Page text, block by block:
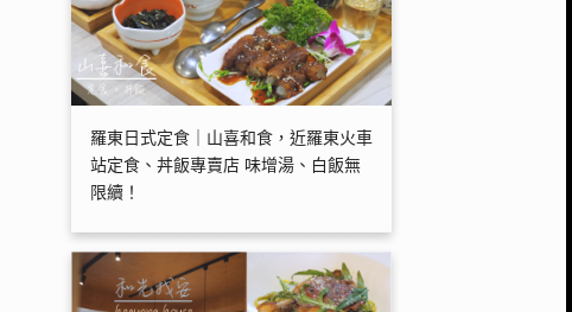
羅東日式定食｜山喜和食，近羅東火車
站定食、丼飯專賣店 味增湯、白飯無
限續！